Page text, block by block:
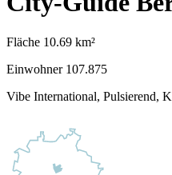
Fläche 10.69 km²
Einwohner 107.875
Vibe International, Pulsierend,